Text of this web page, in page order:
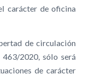
carácter de oficina
de circulación
2020, sólo será
de carácter